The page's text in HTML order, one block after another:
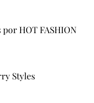
HOT FASHION
Styles